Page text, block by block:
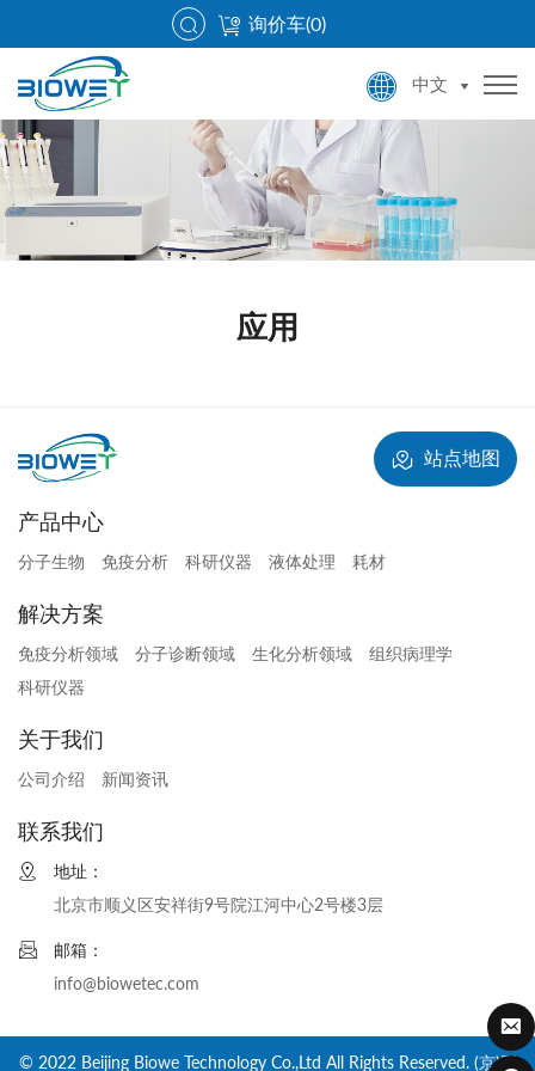
询价车(0)
中文
应用
站点地图
产品中心
分子生物 免疫分析 科研仪器 液体处理 耗材
解决方案
免疫分析领域 分子诊断领域 生化分析领域
组织病理学
科研仪器
关于我们
公司介绍 新闻资讯
联系我们
地址：
北京市顺义区安祥街9号院江河中心2号楼3层
邮箱：
info@biowetec.com
© 2022 Beijing Biowe Technology Co.,Ltd All Rights Reserved. (京)网